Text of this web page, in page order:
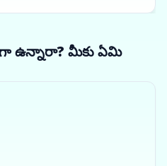
ఉన్నారా? మీకు ఏమి